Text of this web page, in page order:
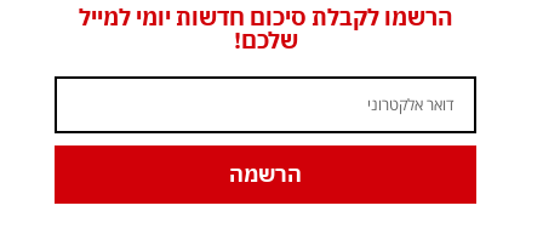
הרשמו לקבלת סיכום חדשות יומי למייל
שלכם!
הרשמה